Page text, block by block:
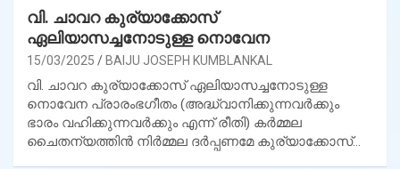
വി. ചാവറ കുര്യാക്കോസ്
ഏലിയാസച്ചനോടുള്ള നൊവേന
15/03/2025 BAIJU JOSEPH KUMBLANKAL
വി. ചാവറ കുര്യാക്കോസ് ഏലിയാസച്ചനോടുള്ള
നൊവേന പ്രാരംഭഗീതം (അദ്ധ്വാനിക്കുന്നവര്‍ക്കും
ഭാരം വഹിക്കുന്നവര്‍ക്കും എന്ന് രീതി) കര്‍മ്മല
ചൈതന്യത്തിന്‍ നിര്‍മ്മല ദര്‍പ്പണമേ കുര്യാക്കോസ്…